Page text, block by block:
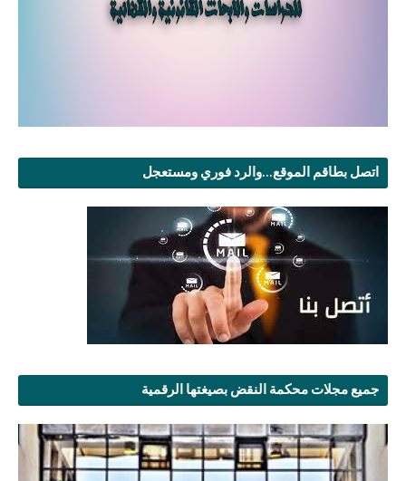
اتصل بطاقم الموقع...والرد فوري ومستعجل
جميع مجلات محكمة النقض بصيغتها الرقمية